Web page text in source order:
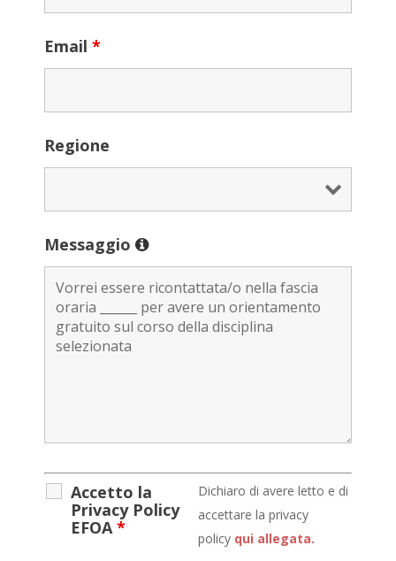
Email *
Regione
Messaggio
Accetto la
Privacy Policy
EFOA*
Dichiaro di avere letto e di
accettare la privacy
policy qui allegata.